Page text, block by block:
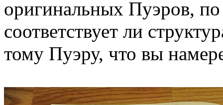
оригинальных Пуэров,
соответствует ли
тому Пуэру, что вы